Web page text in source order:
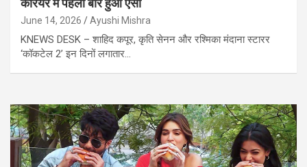
करियर में पहली बार हुआ ऐसा
June 14, 2026 Ayushi Mishra
KNEWS DESK – शाहिद कपूर, कृति सेनन और रश्मिका मंदाना स्टारर
‘कॉकटेल 2’ इन दिनों लगातार…